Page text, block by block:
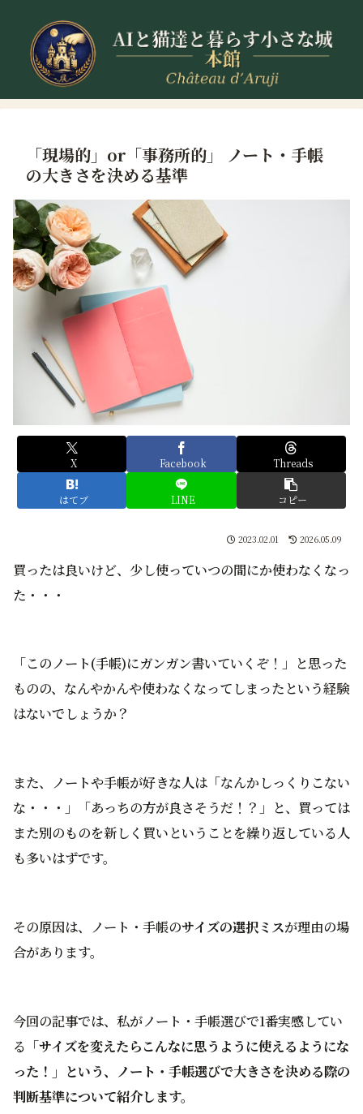
「現場的」or「事務所的」 ノート・手帳
の大きさを決める基準
X Facebook Threads
はてブ LINE コピー
2023.02.01 2026.05.09
買ったは良いけど、少し使っていつの間にか使わなくなっ
た・・・
「このノート(手帳)にガンガン書いていくぞ！」と思った
ものの、なんやかんや使わなくなってしまったという経験
はないでしょうか？
また、ノートや手帳が好きな人は「なんかしっくりこない
な・・・」「あっちの方が良さそうだ！？」と、買っては
また別のものを新しく買いということを繰り返している人
も多いはずです。
その原因は、ノート・手帳のサイズの選択ミスが理由の場
合があります。
今回の記事では、私がノート・手帳選びで1番実感してい
る 「サイズを変えたらこんなに思うように使えるようにな
った！」という、ノート・手帳選びで大きさを決める際の
判断基準について紹介します。